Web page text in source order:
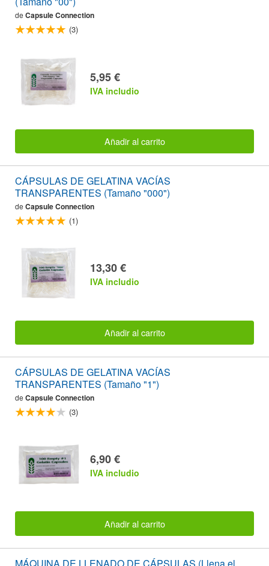
de Capsule Connection
(3)
5,95 €
IVA includio
Añadir al carrito
CÁPSULAS DE GELATINA VACÍAS
TRANSPARENTES (Tamaño "000")
de Capsule Connection
(1)
13,30 €
IVA includio
Añadir al carrito
CÁPSULAS DE GELATINA VACÍAS
TRANSPARENTES (Tamaño "1")
de Capsule Connection
(3)
6,90 €
IVA includio
Añadir al carrito